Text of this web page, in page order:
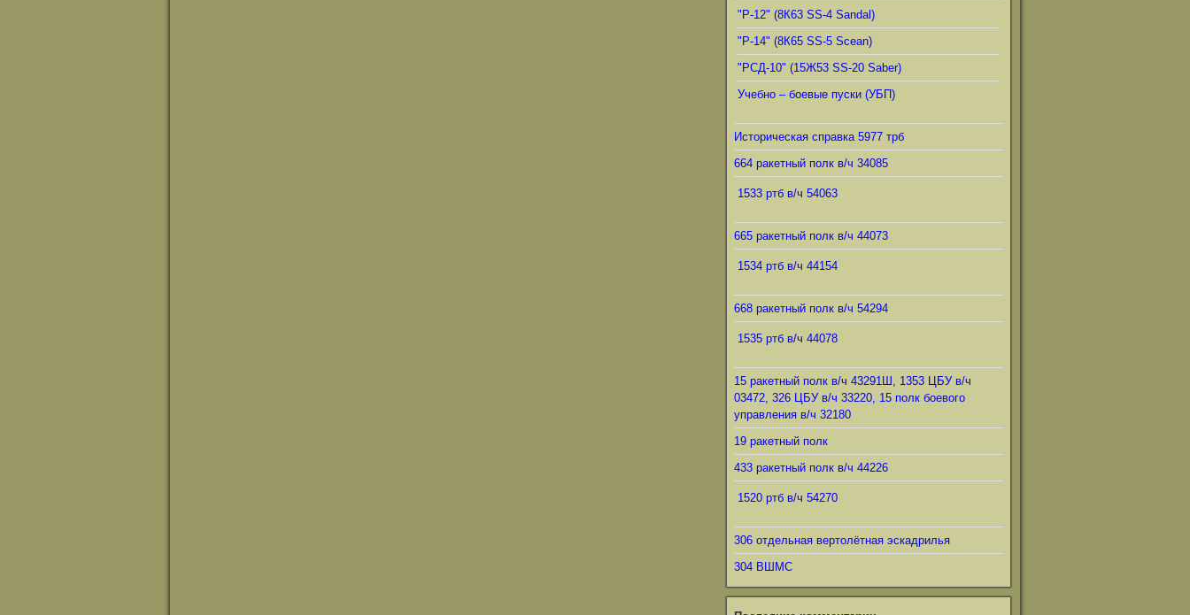
"Р-12" (8К63 SS-4 Sandal)
"Р-14" (8К65 SS-5 Scean)
"РСД-10" (15Ж53 SS-20 Saber)
Учебно – боевые пуски (УБП)
Историческая справка 5977 трб
664 ракетный полк в/ч 34085
1533 ртб в/ч 54063
665 ракетный полк в/ч 44073
1534 ртб в/ч 44154
668 ракетный полк в/ч 54294
1535 ртб в/ч 44078
15 ракетный полк в/ч 43291Ш, 1353 ЦБУ в/ч
03472, 326 ЦБУ в/ч 33220, 15 полк боевого
управления в/ч 32180
19 ракетный полк
433 ракетный полк в/ч 44226
1520 ртб в/ч 54270
306 отдельная вертолётная эскадрилья
304 ВШМС